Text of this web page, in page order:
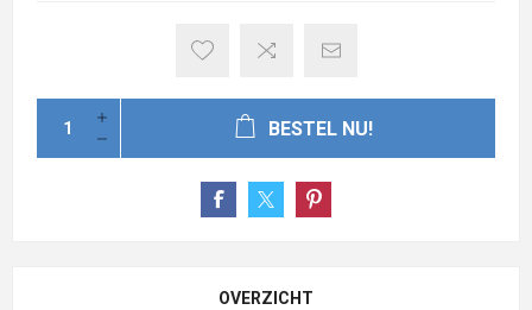
BESTEL NU!
OVERZICHT